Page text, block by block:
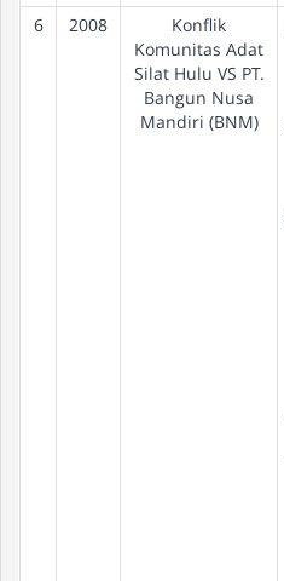
6
2008
Konflik
Komunitas Adat
Silat Hulu VS PT.
Bangun Nusa
Mandiri (BNM)